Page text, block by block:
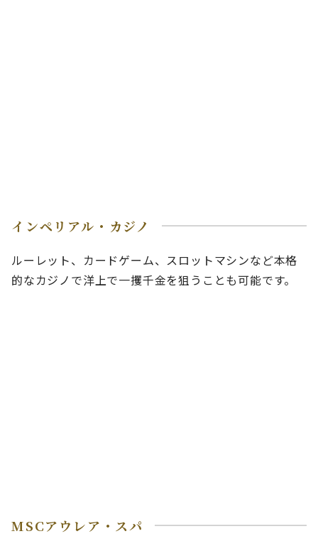
インペリアル・カジノ
ルーレット、カードゲーム、スロットマシンなど本格
的なカジノで洋上で一攫千金を狙うことも可能です。
MSCアウレア・スパ